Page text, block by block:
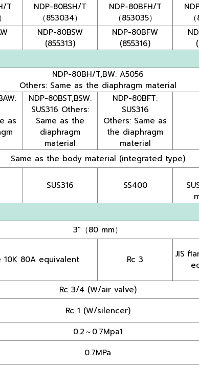
T
NDP-80BSH/T
（853034）
NDP-80BFH/T
（853035）
NDP-80BSW
(855313)
NDP-80BFW
(855316)
NDP-80BH/T,BW: A5056
Others: Same as the diaphragm material
as
NDP-80BST,BSW:
SUS316 Others:
Same as the
diaphragm
material
NDP-80BFT:
SUS316
Others: Same as
the diaphragm
material
Same as the body material (integrated type)
SUS316 SS400
3"（80 mm）
10K 80A equivalent
Rc 3
JIS
Rc 3/4 (W/air valve)
Rc 1 (W/silencer)
0.2～0.7Mpa1
0.7MPa